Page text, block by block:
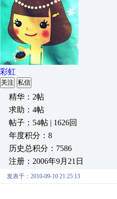
彩虹
关注 私信
精华：2帖
求助：4帖
帖子：54帖 | 1626回
年度积分：8
历史总积分：7586
注册：2006年9月21日
发表于：2010-09-10 21:25:13